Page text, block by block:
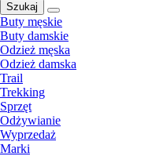
Szukaj
Buty męskie
Buty damskie
Odzież męska
Odzież damska
Trail
Trekking
Sprzęt
Odżywianie
Wyprzedaż
Marki